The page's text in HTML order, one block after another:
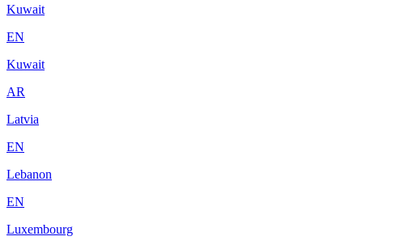
Kuwait
EN
Kuwait
AR
Latvia
EN
Lebanon
EN
Luxembourg